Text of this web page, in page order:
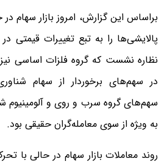
براساس این گزارش، امروز بازار سهام
پالایشی‌ها را به تبع تغییرات قیمتی
نظاره نشست که گروه فلزات اساسی نیز
در سهم‌های برخوردار از سهام
سهم‌های گروه سرب و روی و آلومینیوم
به ویژه از سوی معامله‌گران حقیقی بود.
روند معاملات بازار سهام در حالی